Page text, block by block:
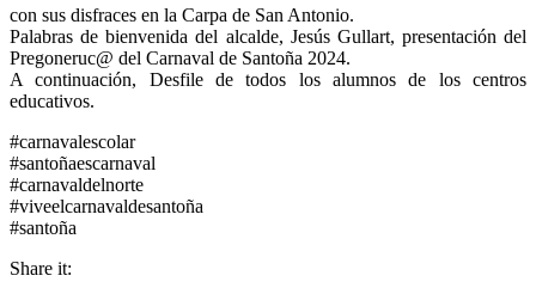
con sus disfraces en la Carpa de San Antonio.
Palabras de bienvenida del alcalde, Jesús Gullart, presentación del
Pregoneruc@ del Carnaval de Santoña 2024.
A continuación, Desfile de todos los alumnos de los centros
educativos.
#carnavalescolar
#santoñaescarnaval
#carnavaldelnorte
#viveelcarnavaldesantoña
#santoña
Share it: